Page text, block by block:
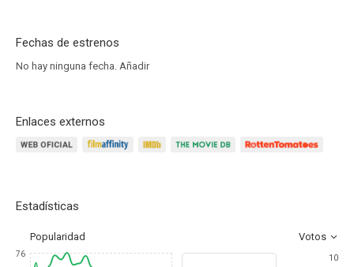
Fechas de estrenos
No hay ninguna fecha. Añadir
Enlaces externos
Estadísticas
Popularidad Votos
76
10